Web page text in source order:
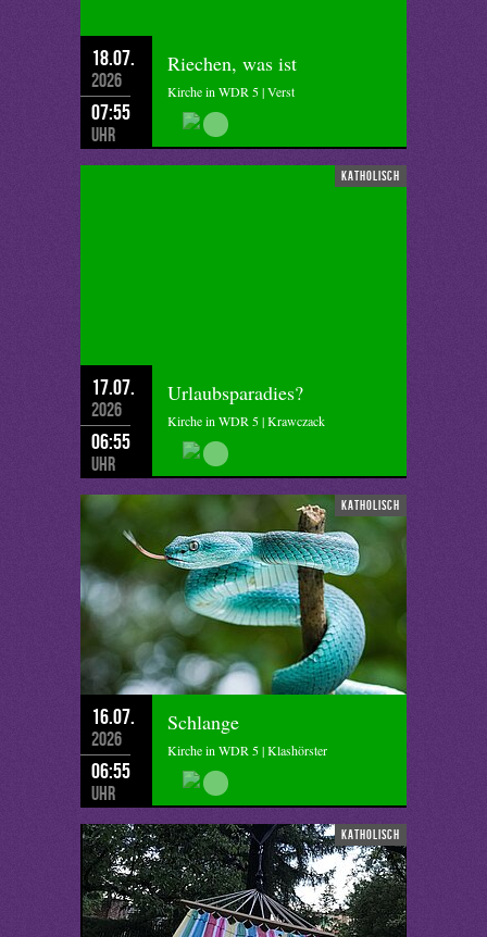
18.07.
2026
07:55
Uhr
Riechen, was ist
Kirche in WDR 5 | Verst
katholisch
17.07.
2026
06:55
Uhr
Urlaubsparadies?
Kirche in WDR 5 | Krawczack
katholisch
16.07.
2026
06:55
Uhr
Schlange
Kirche in WDR 5 | Klashörster
katholisch